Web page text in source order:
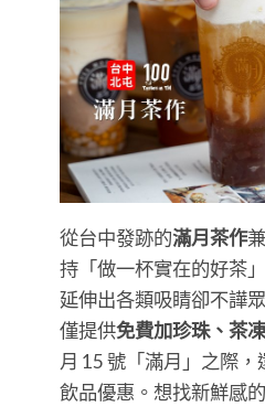
從台中發跡的滿月茶作
持「做一杯實在的好茶
延伸出各類吸睛卻不譁
僅提供免費加珍珠、茶凍
月 15 號「滿月」之際
飲品優惠。想找新鮮感